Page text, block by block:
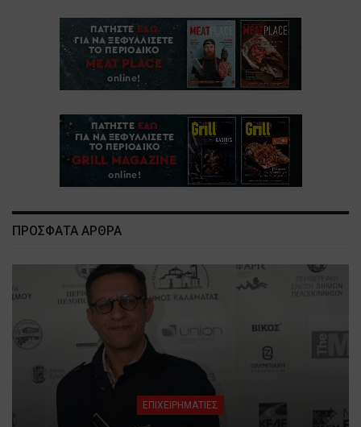
ΠΡΟΣΦΑΤΑ ΑΡΘΡΑ
ΕΠΙΧΕΙΡΗΜΑΤΙΕΣ